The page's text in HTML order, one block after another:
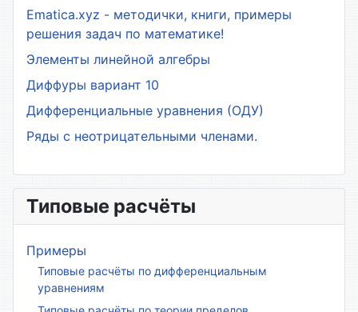
Ematica.xyz - методички, книги, примеры
решения задач по математике!
Элементы линейной алгебры
Диффуры вариант 10
Дифференциальные уравнения (ОДУ)
Ряды с неотрицательными членами.
Типовые расчёты
Примеры
Типовые расчёты по дифференциальным
уравнениям